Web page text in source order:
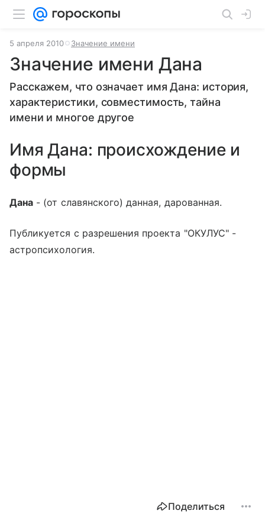
5 апреля 2010 Значение имени
Значение имени Дана
Расскажем, что означает имя Дана: история,
характеристики, совместимость, тайна
имени и многое другое
Имя Дана: происхождение и
формы
Дана - (от славянского) данная, дарованная.
Публикуется с разрешения проекта "ОКУЛУС" -
астропсихология.
Поделиться